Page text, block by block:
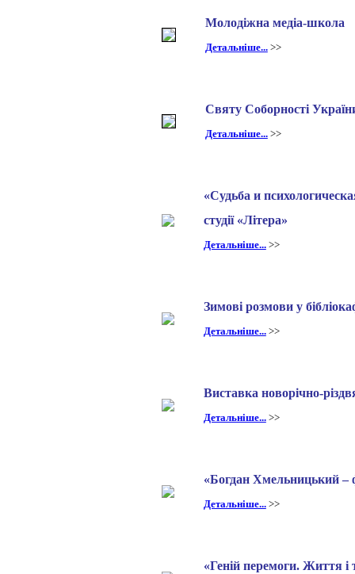
Молодіжна медіа-школа
Детальніше... >>
Святу Соборності
Детальніше... >>
«Судьба и
студії «Літера»
Детальніше... >>
Зимові розмови у
Детальніше... >>
Виставка новорічно-
Детальніше... >>
«Богдан Хмельницький –
Детальніше... >>
«Геній перемоги. Життя і